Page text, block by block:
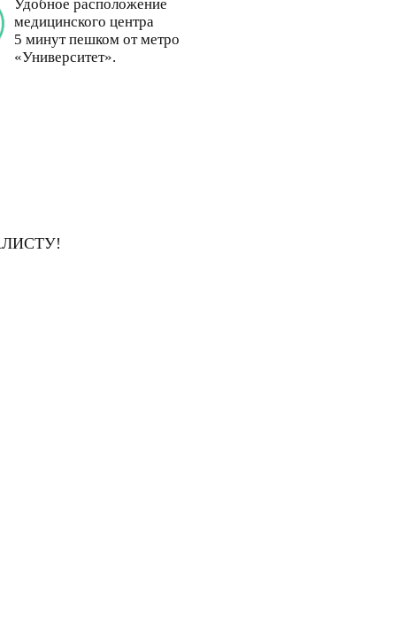
Удобное расположение
медицинского центра
5 минут пешком от метро
«Университет».